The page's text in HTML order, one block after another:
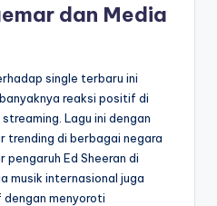
dan Media
single terbaru ini
reaksi positif di
Lagu ini dengan
di berbagai negara
pengaruh Ed Sheeran di
musik internasional juga
menyoroti